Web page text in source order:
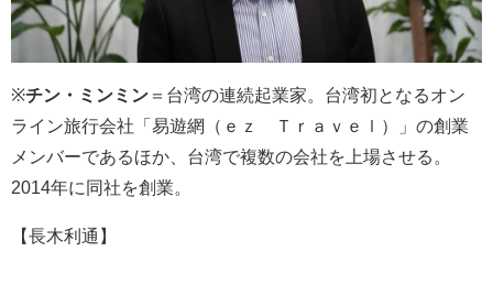
※チン・ミンミン ＝台湾の連続起業家。台湾初となるオン
ライン旅行会社「易遊網（ｅｚ Ｔｒａｖｅｌ）」の創業
メンバーであるほか、台湾で複数の会社を上場させる。
2014年に同社を創業。
【長木利通】